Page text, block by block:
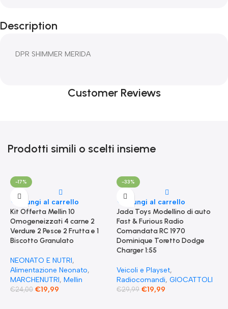
Description
DPR SHIMMER MERIDA
Customer Reviews
Prodotti simili o scelti insieme
-17%
Aggiungi al carrello
Kit Offerta Mellin 10
Omogeneizzati 4 carne 2
Verdure 2 Pesce 2 Frutta e 1
Biscotto Granulato
NEONATO E NUTRI,
Alimentazione Neonato,
MARCHENUTRI, Mellin
€24,00 €19,99
-33%
Aggiungi al carrello
Jada Toys Modellino di auto
Fast & Furious Radio
Comandata RC 1970
Dominique Toretto Dodge
Charger 1:55
Veicoli e Playset,
Radiocomandi, GIOCATTOLI
€29,99 €19,99